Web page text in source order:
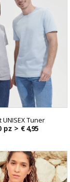
UNISEX Tuner
pz > € 4,95